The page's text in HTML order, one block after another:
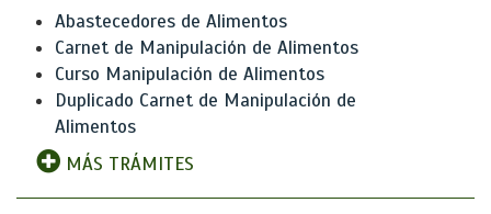
Abastecedores de Alimentos
Carnet de Manipulación de Alimentos
Curso Manipulación de Alimentos
Duplicado Carnet de Manipulación de
Alimentos
MÁS TRÁMITES